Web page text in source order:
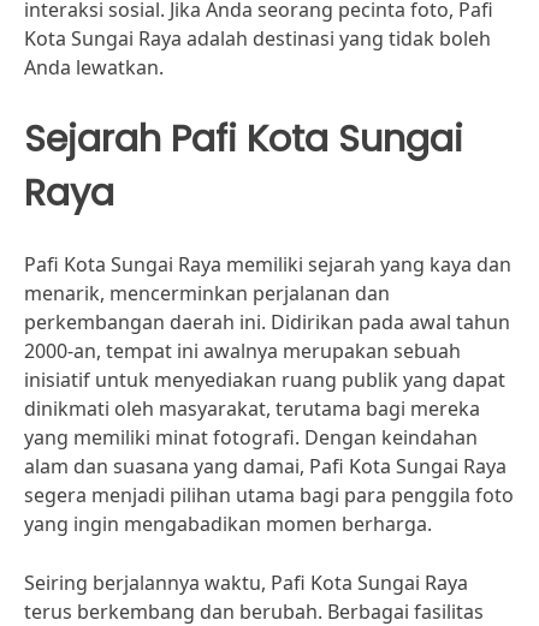
interaksi sosial. Jika Anda seorang pecinta foto, Pafi
Kota Sungai Raya adalah destinasi yang tidak boleh
Anda lewatkan.
Sejarah Pafi Kota Sungai
Raya
Pafi Kota Sungai Raya memiliki sejarah yang kaya dan
menarik, mencerminkan perjalanan dan
perkembangan daerah ini. Didirikan pada awal tahun
2000-an, tempat ini awalnya merupakan sebuah
inisiatif untuk menyediakan ruang publik yang dapat
dinikmati oleh masyarakat, terutama bagi mereka
yang memiliki minat fotografi. Dengan keindahan
alam dan suasana yang damai, Pafi Kota Sungai Raya
segera menjadi pilihan utama bagi para penggila foto
yang ingin mengabadikan momen berharga.
Seiring berjalannya waktu, Pafi Kota Sungai Raya
terus berkembang dan berubah. Berbagai fasilitas